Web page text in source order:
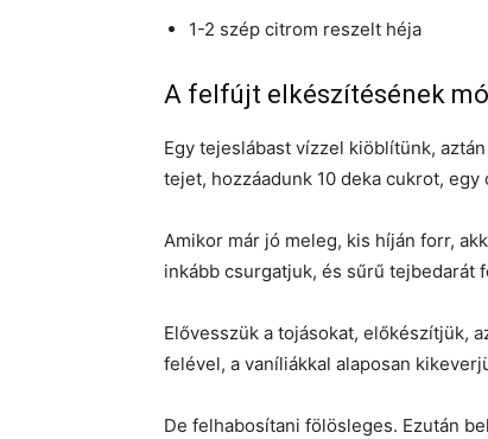
1-2 szép citrom reszelt héja
A felfújt elkészítésének
Egy tejeslábast vízzel kiöblítünk,
tejet, hozzáadunk 10 deka cukrot, egy
Amikor már jó meleg, kis híján forr,
inkább csurgatjuk, és sűrű tejbedarát
Elővesszük a tojásokat, előkészítjük,
felével, a vaníliákkal alaposan
De felhabosítani fölösleges. Ezután